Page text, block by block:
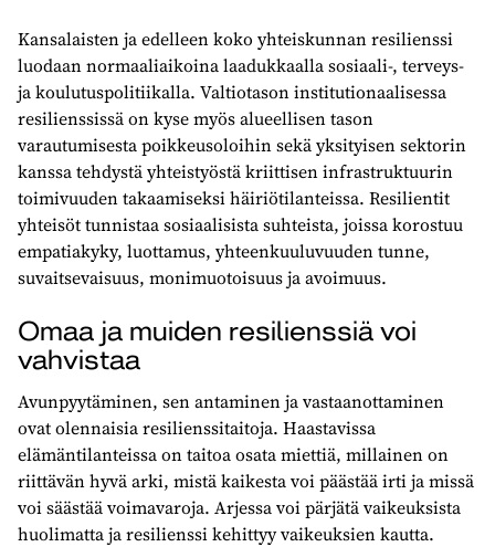
Kansalaisten ja edelleen koko yhteiskunnan resilienssi
luodaan normaaliaikoina laadukkaalla sosiaali-, terveys-
ja koulutuspolitiikalla. Valtiotason institutionaalisessa
resilienssissä on kyse myös alueellisen tason
varautumisesta poikkeusoloihin sekä yksityisen sektorin
kanssa tehdystä yhteistyöstä kriittisen infrastruktuurin
toimivuuden takaamiseksi häiriötilanteissa. Resilientit
yhteisöt tunnistaa sosiaalisista suhteista, joissa korostuu
empatiakyky, luottamus, yhteenkuuluvuuden tunne,
suvaitsevaisuus, monimuotoisuus ja avoimuus.
Omaa ja muiden resilienssiä voi
vahvistaa
Avunpyytäminen, sen antaminen ja vastaanottaminen
ovat olennaisia resilienssitaitoja. Haastavissa
elämäntilanteissa on taitoa osata miettiä, millainen on
riittävän hyvä arki, mistä kaikesta voi päästää irti ja missä
voi säästää voimavaroja. Arjessa voi pärjätä vaikeuksista
huolimatta ja resilienssi kehittyy vaikeuksien kautta.